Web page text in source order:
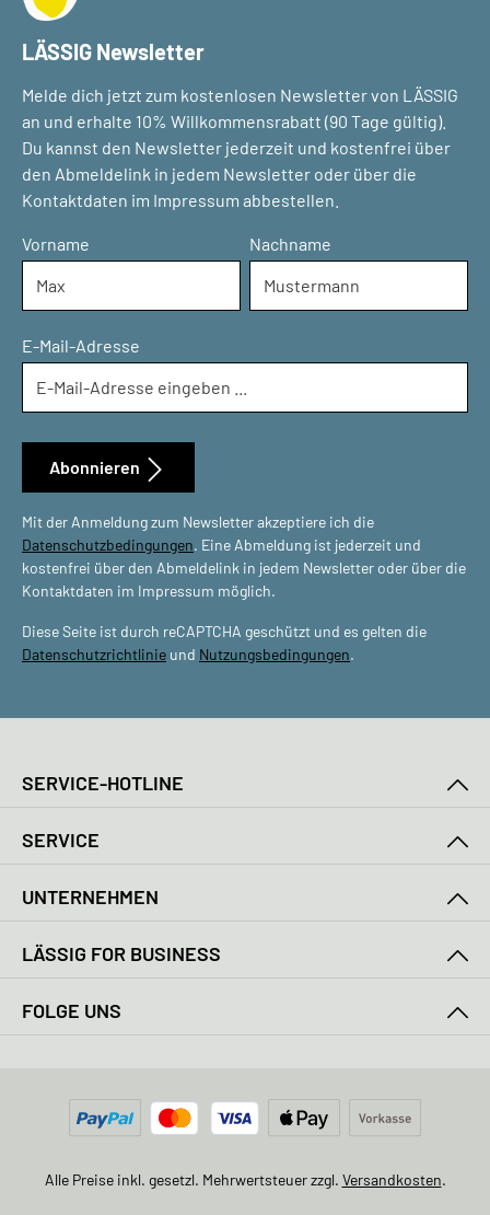
LÄSSIG Newsletter
Melde dich jetzt zum kostenlosen Newsletter von LÄSSIG
an und erhalte 10% Willkommensrabatt (90 Tage gültig).
Du kannst den Newsletter jederzeit und kostenfrei über
den Abmeldelink in jedem Newsletter oder über die
Kontaktdaten im Impressum abbestellen.
Vorname Nachname
E-Mail-Adresse
Mit der Anmeldung zum Newsletter akzeptiere ich die
Datenschutzbedingungen. Eine Abmeldung ist jederzeit und
kostenfrei über den Abmeldelink in jedem Newsletter oder über die
Kontaktdaten im Impressum möglich.
Diese Seite ist durch reCAPTCHA geschützt und es gelten die
Datenschutzrichtlinie und Nutzungsbedingungen.
Abonnieren
SERVICE-HOTLINE
SERVICE
UNTERNEHMEN
LÄSSIG FOR BUSINESS
FOLGE UNS
Alle Preise inkl. gesetzl. Mehrwertsteuer zzgl. Versandkosten.